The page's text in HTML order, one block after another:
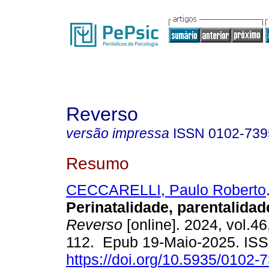
Reverso
versão impressa ISSN 0102-
Resumo
CECCARELLI, Paulo Roberto
Perinatalidade,
Reverso [online]. 2024,
112. Epub 19-Maio-2025.
https://doi.org/10.5935/0102-